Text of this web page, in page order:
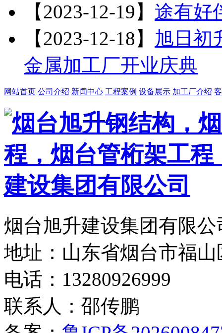
【2023-12-19】 途有好
【2023-12-18】 旭日初
金属加工厂开业庆典
网站首页 公司介绍 新闻中心 工程案例 设备展示 加工厂介绍
烟台旭升建设集团有限
地址：山东省烟台市福
电话：13280926999
联系人：邵传鹏